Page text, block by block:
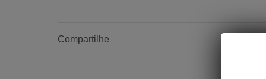
Compartilhe